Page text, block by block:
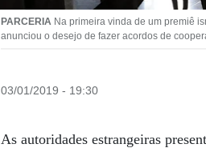
PARCERIA Na primeira vinda de um premiê
anunciou o desejo de fazer acordos de
03/01/2019 - 19:30
As autoridades estrangeiras